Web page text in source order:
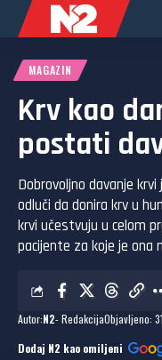
MAGAZIN
Krv kao
postati
Dobrovoljno davanje
odluči da donira krv u
krvi učestvuju u celom
pacijente za koje je ona
Autor:N2- RedakcijaObjavljeno:
Dodaj N2 kao omiljeni